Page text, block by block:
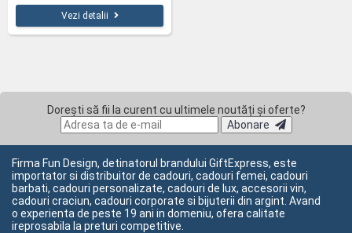
Vezi detalii
Dorești să fii la curent cu ultimele noutăți și oferte?
Abonare
Firma Fun Design, detinatorul brandului GiftExpress, este
importator si distribuitor de cadouri, cadouri femei, cadouri
barbati, cadouri personalizate, cadouri de lux, accesorii vin,
cadouri craciun, cadouri corporate si bijuterii din argint. Avand
o experienta de peste 19 ani in domeniu, ofera calitate
ireprosabila la preturi competitive.